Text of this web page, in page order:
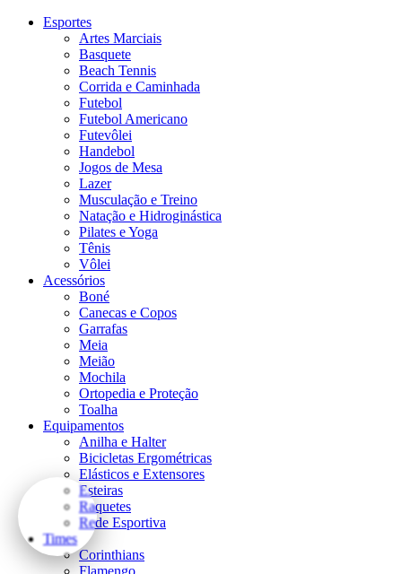
Esportes
Artes Marciais
Basquete
Beach Tennis
Corrida e Caminhada
Futebol
Futebol Americano
Futevôlei
Handebol
Jogos de Mesa
Lazer
Musculação e Treino
Natação e Hidroginástica
Pilates e Yoga
Tênis
Vôlei
Acessórios
Boné
Canecas e Copos
Garrafas
Meia
Meião
Mochila
Ortopedia e Proteção
Toalha
Equipamentos
Anilha e Halter
Bicicletas Ergométricas
Elásticos e Extensores
Esteiras
Raquetes
Rede Esportiva
Times
Corinthians
Flamengo